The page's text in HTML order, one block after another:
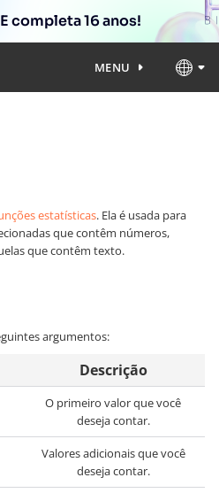
completa 16 anos!
MENU
estatísticas. Ela é usada para
que contêm números,
que contêm texto.
argumentos:
Descrição
O primeiro valor que você
deseja contar.
Valores adicionais que você
deseja contar.